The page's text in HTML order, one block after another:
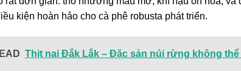
kiện hoàn hảo cho cà phê robusta phát triển.
Thịt nai Đắk Lắk – Đặc sản núi rừng không thể